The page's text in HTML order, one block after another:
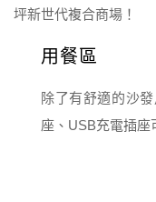
用餐區
除了有舒適的沙
座、USB充電插座